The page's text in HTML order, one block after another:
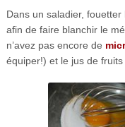
Dans un saladier, fouetter
afin de faire blanchir le
n’avez pas encore de
équiper!) et le jus de